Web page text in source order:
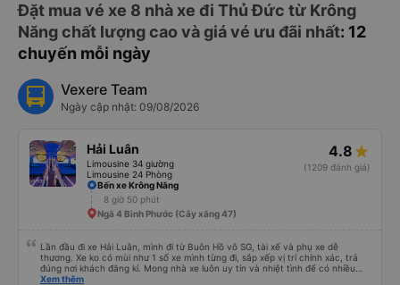
Đặt mua vé xe 8 nhà xe đi Thủ Đức từ Krông
Năng chất lượng cao và giá vé ưu đãi nhất: 12
chuyến mỗi ngày
Vexere Team
Ngày cập nhật: 09/08/2026
Hải Luân
Limousine 34 giường
Limousine 24 Phòng
4.8
(1209 đánh giá)
Bến xe Krông Năng
8 giờ 50 phút
Ngã 4 Bình Phước (Cây xăng 47)
Lần đầu đi xe Hải Luân, mình đi từ Buôn Hồ vô SG, tài xế và phụ xe dễ
thương. Xe ko có mùi như 1 số xe mình từng đi, sắp xếp vị trí chính xác, trả
đúng nơi khách đăng kí. Mong nhà xe luôn uy tín và nhiệt tình để có nhiều
khách hàng hơn nữa
Xem thêm